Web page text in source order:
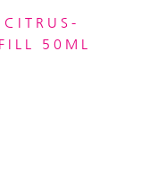
50ML